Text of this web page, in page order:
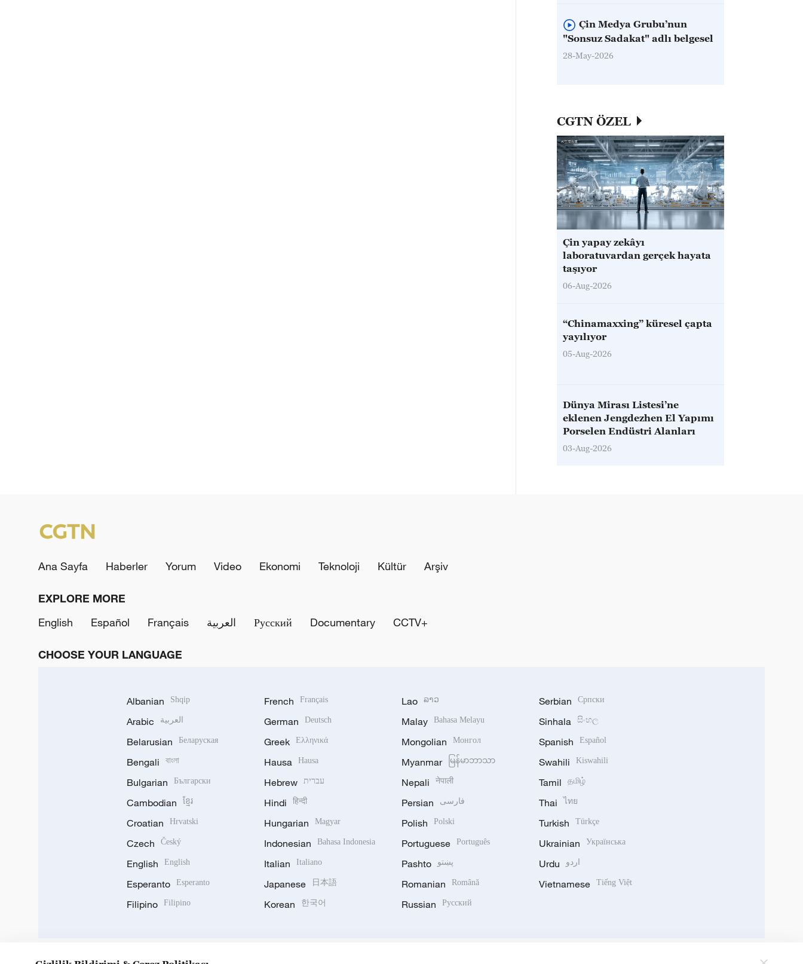
Çin Medya Grubu’nun
"Sonsuz Sadakat" adlı belgesel
28-May-2026
CGTN ÖZEL
Çin yapay zekâyı
laboratuvardan gerçek hayata
taşıyor
06-Aug-2026
“Chinamaxxing” küresel çapta
yayılıyor
05-Aug-2026
Dünya Mirası Listesi’ne
eklenen Jengdezhen El Yapımı
Porselen Endüstri Alanları
03-Aug-2026
Ana Sayfa Haberler Yorum Video Ekonomi Teknoloji Kültür Arşiv
EXPLORE MORE
English
Español Français العربية Русский Documentary CCTV+
CHOOSE YOUR LANGUAGE
Albanian Shqip
Arabic العربية
Belarusian Беларуская
Bengali বাংলা
Bulgarian Български
Cambodian ខ្មែរ
Croatian Hrvatski
Czech Český
English English
Esperanto Esperanto
Filipino Filipino
French Français
German Deutsch
Greek Ελληνικά
Hausa Hausa
Hebrew עברית
Hindi हिन्दी
Hungarian Magyar
Indonesian Bahasa Indonesia
Italian Italiano
Japanese 日本語
Korean 한국어
Lao ລາວ
Malay Bahasa Melayu
Mongolian Монгол
Myanmar မြန်မာဘာသာ
Nepali नेपाली
Persian فارسی
Polish Polski
Portuguese Português
Pashto پښتو
Romanian Română
Russian Русский
Serbian Српски
Sinhala සිංහල
Spanish Español
Swahili Kiswahili
Tamil தமிழ்
Thai ไทย
Turkish Türkçe
Ukrainian Українська
Urdu اردو
Vietnamese Tiếng Việt